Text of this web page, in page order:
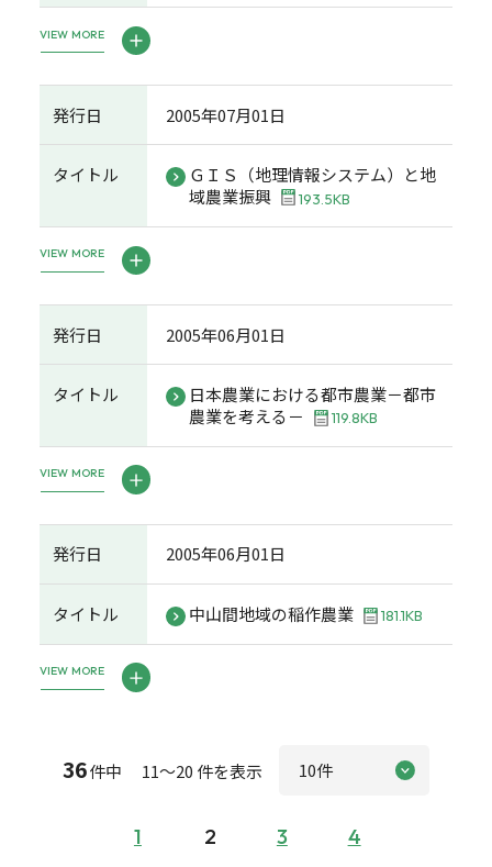
VIEW MORE
発行日 2005年07月01日
タイトル
ＧＩＳ（地理情報システム）と地
域農業振興
193.5KB
VIEW MORE
発行日 2005年06月01日
タイトル
日本農業における都市農業－都市
農業を考える－
119.8KB
VIEW MORE
発行日 2005年06月01日
タイトル 中山間地域の稲作農業 181.1KB
VIEW MORE
36件中 11～20 件を表示
1 2 3 4